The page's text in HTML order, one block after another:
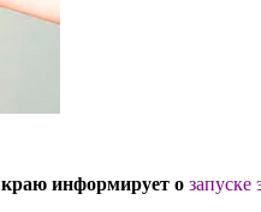
краю информирует о запуске